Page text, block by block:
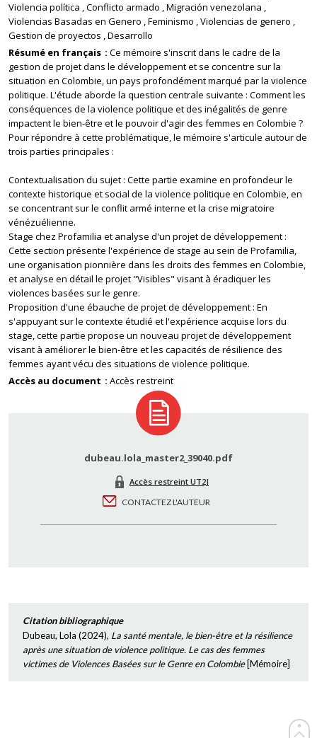
Violencia política Conflicto armado Migración venezolana
Violencias Basadas en Genero Feminismo Violencias de genero
Gestion de proyectos Desarrollo
Résumé en français
Ce mémoire s'inscrit dans le cadre de la
gestion de projet dans le développement et se concentre sur la
situation en Colombie, un pays profondément marqué par la violence
politique. L'étude aborde la question centrale suivante : Comment les
conséquences de la violence politique et des inégalités de genre
impactent le bien-être et le pouvoir d'agir des femmes en Colombie ?
Pour répondre à cette problématique, le mémoire s'articule autour de
trois parties principales :
Contextualisation du sujet : Cette partie examine en profondeur le
contexte historique et social de la violence politique en Colombie, en
se concentrant sur le conflit armé interne et la crise migratoire
vénézuélienne.
Stage chez Profamilia et analyse d'un projet de développement :
Cette section présente l'expérience de stage au sein de Profamilia,
une organisation pionnière dans les droits des femmes en Colombie,
et analyse en détail le projet "Visibles" visant à éradiquer les
violences basées sur le genre.
Proposition d'une ébauche de projet de développement : En
s'appuyant sur le contexte étudié et l'expérience acquise lors du
stage, cette partie propose un nouveau projet de développement
visant à améliorer le bien-être et les capacités de résilience des
femmes ayant vécu des situations de violence politique.
Accès au document
Accès restreint
dubeau.lola_master2_39040.pdf
Accès restreint UT2J
CONTACTEZ L'AUTEUR
Citation bibliographique
Dubeau, Lola (2024), La santé mentale, le bien-être et la résilience
après une situation de violence politique. Le cas des femmes
victimes de Violences Basées sur le Genre en Colombie[Mémoire]